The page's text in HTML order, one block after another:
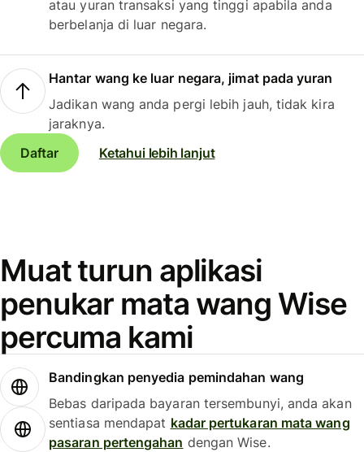
atau yuran transaksi yang tinggi apabila anda
berbelanja di luar negara.
Hantar wang ke luar negara, jimat pada yuran
Jadikan wang anda pergi lebih jauh, tidak kira
jaraknya.
Daftar
Ketahui lebih lanjut
Muat turun aplikasi
penukar mata wang Wise
percuma kami
Bandingkan penyedia pemindahan wang
Bebas daripada bayaran tersembunyi, anda akan
sentiasa mendapat kadar pertukaran mata wang
pasaran pertengahan dengan Wise.